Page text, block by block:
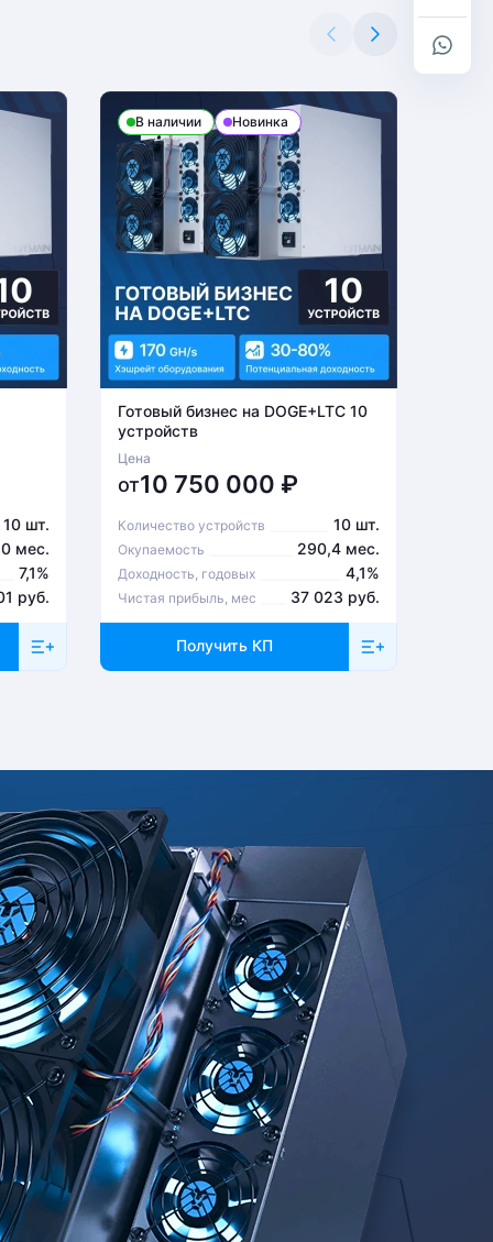
10 шт.
мес.
7,1%
руб.
В наличии Новинка
Готовый бизнес на DOGE+LTC 10
устройств
Цена
от10 750 000 ₽
Количество устройств 10 шт.
Окупаемость 290,4 мес.
Доходность, годовых 4,1%
Чистая прибыль, мес 37 023 руб.
Получить КП